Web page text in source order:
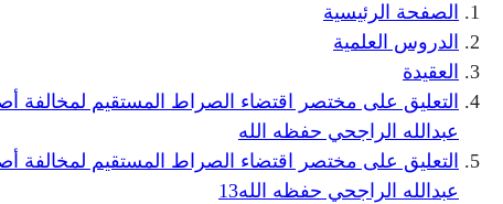
الصفحة الرئيسية
الدروس العلمية
العقيدة
التعليق على مختصر اقتضاء الصراط المستقيم لمخالفة
عبدالله الراجحي حفظه الله
التعليق على مختصر اقتضاء الصراط المستقيم لمخالفة
عبدالله الراجحي حفظه الله13